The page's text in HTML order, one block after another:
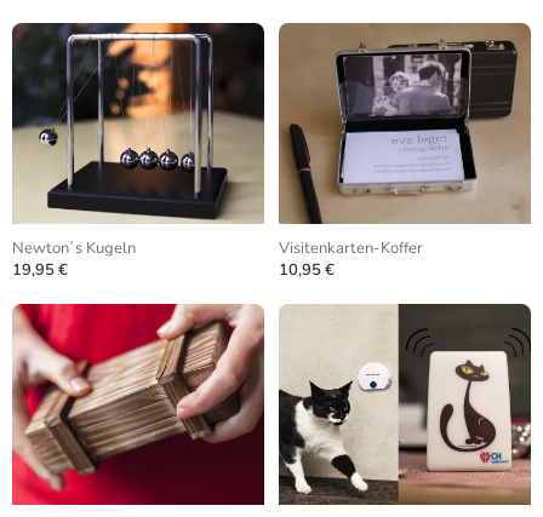
Newton´s Kugeln
19,95 €
Visitenkarten-Koffer
10,95 €